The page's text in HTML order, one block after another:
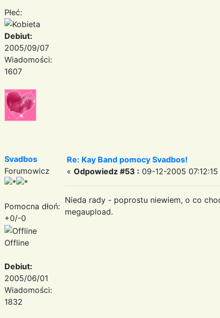
Płeć:
Debiut:
2005/09/07
Wiadomości:
1607
Svadbos
Forumowicz
Pomocna dłoń:
+0/-0
Offline
Debiut:
2005/06/01
Wiadomości:
1832
Re: Kay Band pomocy Svadbos!
« Odpowiedz #53 : 09-12-2005 07:12:15
Nieda rady - poprostu niewiem, o co
megaupload.